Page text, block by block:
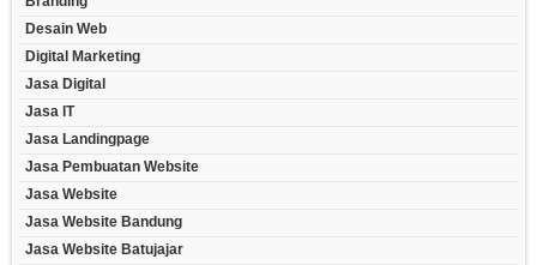
Desain Web
Digital Marketing
Jasa Digital
Jasa IT
Jasa Landingpage
Jasa Pembuatan Website
Jasa Website
Jasa Website Bandung
Jasa Website Batujajar